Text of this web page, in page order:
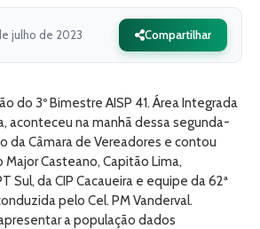
julho de 2023 Compartilhar
do 3º Bimestre AISP 41. Área Integrada
aconteceu na manhã dessa segunda-
da Câmara de Vereadores e contou
Casteano, Capitão Lima,
Sul, da CIP Cacaueira e equipe da 62ª
pelo Cel. PM Vanderval.
a população dados